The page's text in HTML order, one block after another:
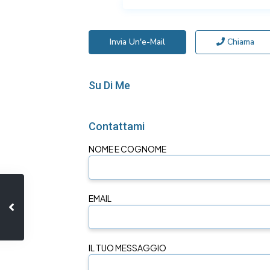
Invia Un'e-Mail Chiama
Su Di Me
Contattami
NOME E COGNOME
EMAIL
IL TUO MESSAGGIO